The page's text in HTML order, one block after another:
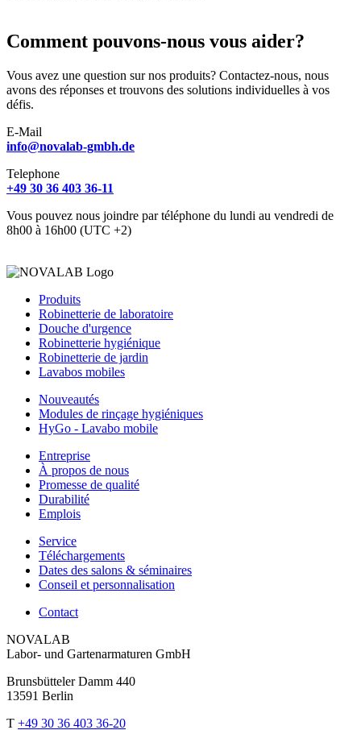
Comment pouvons-nous vous aider?
Vous avez une question sur nos produits? Contactez-nous, nous
avons des réponses et trouvons des solutions individuelles à vos
défis.
E-Mail
info@novalab-gmbh.de
Telephone
+49 30 36 403 36-11
Vous pouvez nous joindre par téléphone du lundi au vendredi de
8h00 à 16h00 (UTC +2)
Produits
Robinetterie de laboratoire
Douche d'urgence
Robinetterie hygiénique
Robinetterie de jardin
Lavabos mobiles
Nouveautés
Modules de rinçage hygiéniques
HyGo - Lavabo mobile
Entreprise
À propos de nous
Promesse de qualité
Durabilité
Emplois
Service
Téléchargements
Dates des salons & séminaires
Conseil et personnalisation
Contact
NOVALAB
Labor- und Gartenarmaturen GmbH
Brunsbütteler Damm 440
13591 Berlin
T +49 30 36 403 36-20